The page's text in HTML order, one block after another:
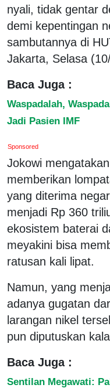
nyali, tidak gentar
demi kepentingan
sambutannya di
Jakarta, Selasa
Baca Juga :
Waspadalah,
Jadi Pasien IMF
Sponsored
Jokowi
memberikan
yang diterima
menjadi Rp 360
ekosistem baterai
meyakini bisa
ratusan kali lipat.
Namun, yang
adanya gugatan
larangan nikel
pun diputuskan
Baca Juga :
Sentilan Megawati: